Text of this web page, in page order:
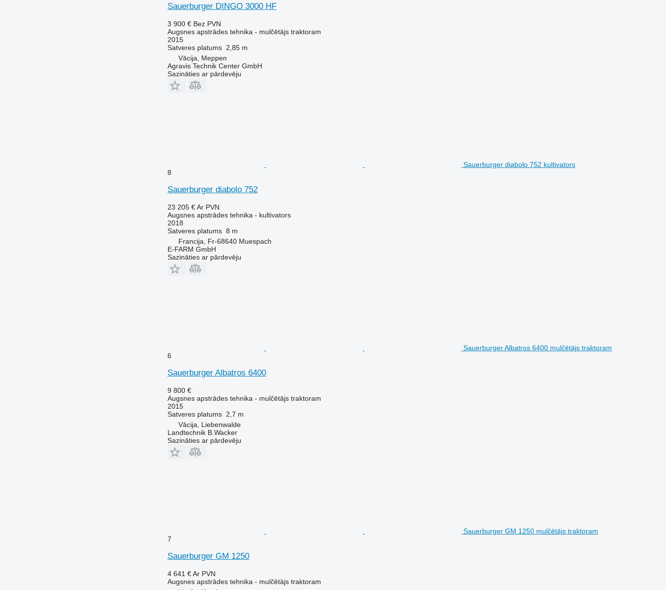
Sauerburger DINGO 3000 HF
3 900 € Bez PVN
Augsnes apstrādes tehnika - mulčētājs traktoram
2015
Satveres platums 2,85 m
Vācija, Meppen
Agravis Technik Center GmbH
Sazināties ar pārdevēju
Sauerburger diabolo 752 kultivators
8
Sauerburger diabolo 752
23 205 € Ar PVN
Augsnes apstrādes tehnika - kultivators
2018
Satveres platums 8 m
Francija, Fr-68640 Muespach
E-FARM GmbH
Sazināties ar pārdevēju
Sauerburger Albatros 6400 mulčētājs traktoram
6
Sauerburger Albatros 6400
9 800 €
Augsnes apstrādes tehnika - mulčētājs traktoram
2015
Satveres platums 2,7 m
Vācija, Liebenwalde
Landtechnik B.Wacker
Sazināties ar pārdevēju
Sauerburger GM 1250 mulčētājs traktoram
7
Sauerburger GM 1250
4 641 € Ar PVN
Augsnes apstrādes tehnika - mulčētājs traktoram